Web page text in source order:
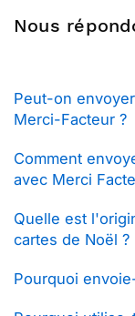
Nous
Peut-on
Merci-Facteur ?
Comment
avec Merci
Quelle est
cartes de Noël ?
Pourquoi